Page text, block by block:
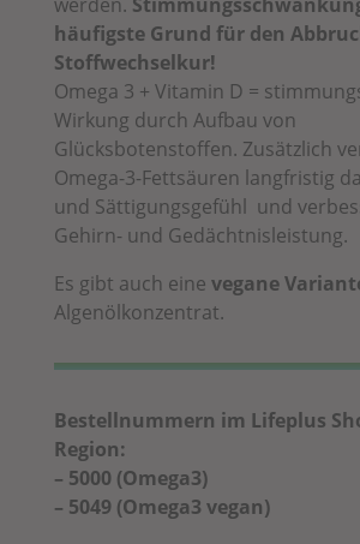
häufigste Grund für den
Stoffwechselkur!
Omega 3 + Vitamin D =
Wirkung durch Aufbau von
Glücksbotenstoffen. Zusätzlich
Omega-3-Fettsäuren langfristig
und Sättigungsgefühl und
Gehirn- und Gedächtnisleistung.
Es gibt auch eine vegane
Algenölkonzentrat.
Bestellnummern im Lifeplus
Region:
– 5000 (Omega3)
– 5049 (Omega3 vegan)